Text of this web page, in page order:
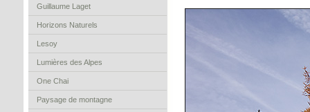
Guillaume Laget
Horizons Naturels
Lesoy
Lumières des Alpes
One Chai
Paysage de montagne